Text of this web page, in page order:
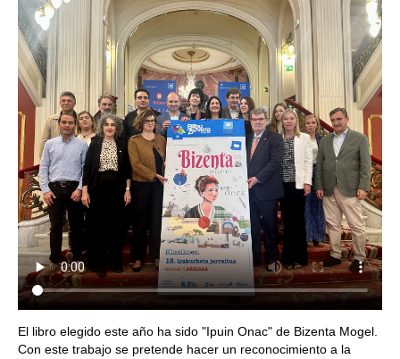
El libro elegido este año ha sido "Ipuin Onac" de Bizenta Mogel.
Con este trabajo se pretende hacer un reconocimiento a la